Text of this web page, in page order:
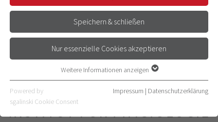
INSTITUT FÜR PHYSIOLOGIE UND
PATHOPHYSIOLOGIE
INSTITUT FÜR PHYSIOLOGIE
Speichern & schließen
Nur essenzielle Cookies akzeptieren
Essenzielle Cookies werden für grundlegende Funktionen der
Webseite benötigt. Dadurch ist gewährleistet, dass die Webseite
einwandfrei funktioniert.
Weitere Informationen anzeigen
Powered by
sgalinski Cookie Consent
Impressum | Datenschutzerklärung